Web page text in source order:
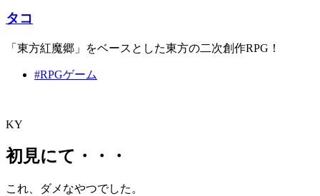
タコ
「東方紅魔郷」をベースとした東方の二次創作RPG！
#RPGゲーム
KY
初見にて・・・
これ、ダメなやつでした。